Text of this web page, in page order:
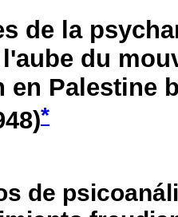
de la
du
en Palestine
*
de